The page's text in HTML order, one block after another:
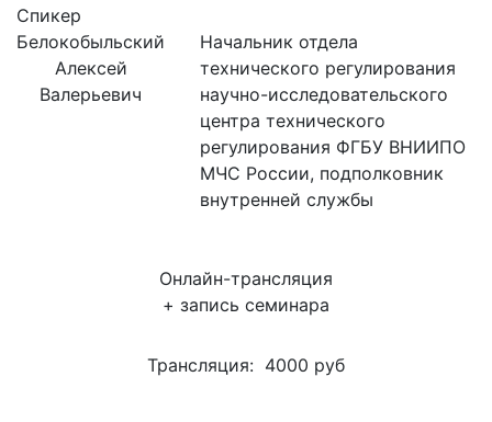
Спикер
Белокобыльский
Алексей
Валерьевич
Начальник отдела
технического регулирования
научно-исследовательского
центра технического
регулирования ФГБУ ВНИИПО
МЧС России, подполковник
внутренней службы
Онлайн-трансляция
+ запись семинара
Трансляция: 4000 руб